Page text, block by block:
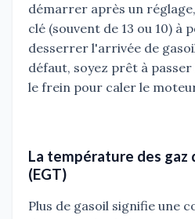
démarrer après un
clé (souvent de 13 ou 10) à
desserrer l'arrivée de
défaut, soyez prêt à
le frein pour caler le
La température des gaz
(EGT)
Plus de gasoil signifie une